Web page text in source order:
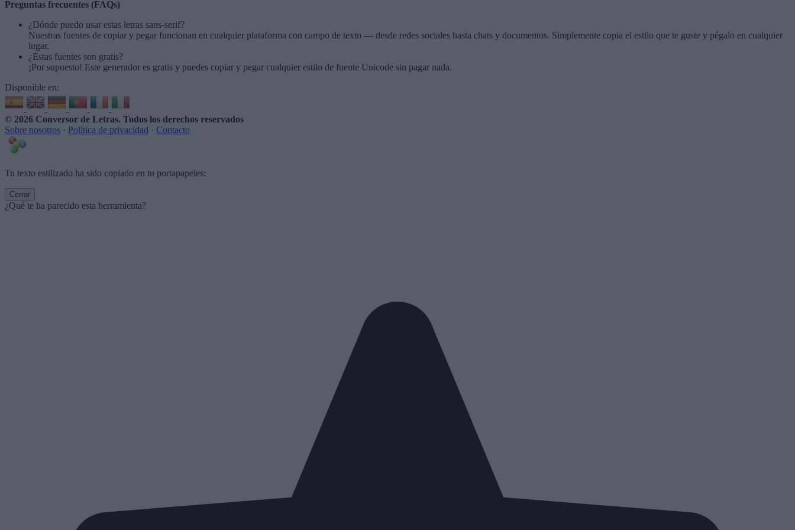
Preguntas frecuentes (FAQs)
¿Dónde puedo usar estas letras sans-serif?
Nuestras fuentes de copiar y pegar funcionan en cualquier plataforma con campo de texto — desde redes sociales hasta chats y documentos. Simplemente copia el estilo que te guste y pégalo en cualquier
lugar.
¿Estas fuentes son gratis?
¡Por supuesto! Este generador es gratis y puedes copiar y pegar cualquier estilo de fuente Unicode sin pagar nada.
Disponible en:
© 2026 Conversor de Letras. Todos los derechos reservados
Sobre nosotros · Política de privacidad · Contacto
Tu texto estilizado ha sido copiado en tu portapapeles:
Cerrar
¿Qué te ha parecido esta herramienta?